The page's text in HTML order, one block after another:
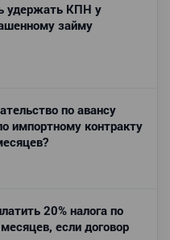
удержать КПН у
займу
по авансу
импортному контракту
20% налога по
если договор